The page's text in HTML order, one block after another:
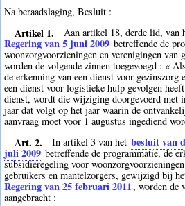
Na beraadslaging, Besluit :
Artikel 1. Aan artikel 18, derde lid, van
Regering van 5 juni 2009 betreffende de
woonzorgvoorzieningen en verenigingen van
worden de volgende zinnen toegevoegd : «
de erkenning van een dienst voor gezinszorg
een dienst voor logistieke hulp gevolgen
dienst, wordt die wijziging doorgevoerd met
jaar dat volgt op het jaar waarin de
aanvraag moet voor 1 augustus ingediend
Art. 2. In artikel 3 van het besluit van
juli 2009 betreffende de programmatie, de
subsidieregeling voor
gebruikers en mantelzorgers, gewijzigd bij
Regering van 25 februari 2011, worden de
aangebracht :